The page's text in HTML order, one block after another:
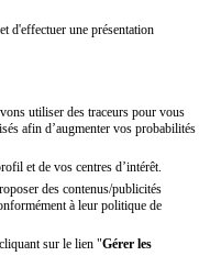
d'effectuer une présentation
utiliser des traceurs pour vous
afin d’augmenter vos probabilités
et de vos centres d’intérêt.
des contenus/publicités
à leur politique de
sur le lien "Gérer les